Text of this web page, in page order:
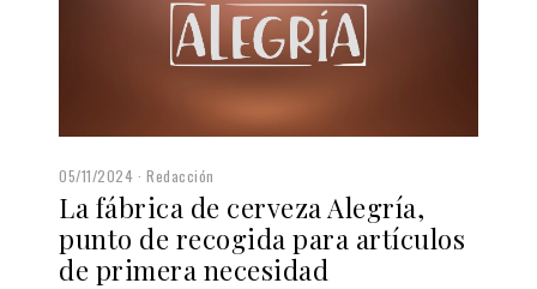
05/11/2024 Redacción
La fábrica de cerveza Alegría,
punto de recogida para artículos
de primera necesidad